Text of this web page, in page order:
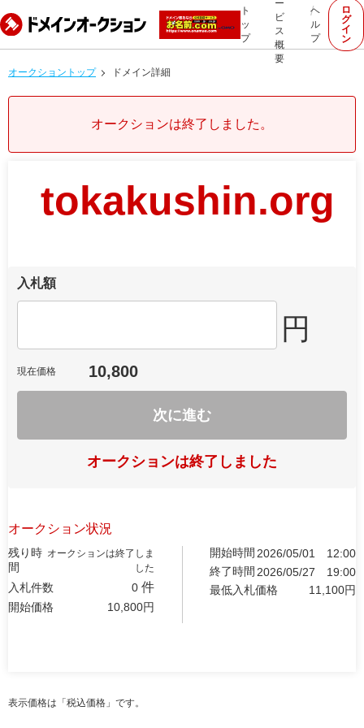
ト
ッ
プ
ー
ビ
ス
概
要
ヘ
ル
プ
ロ
グ
イ
ン
オークショントップ ドメイン詳細
オークションは終了しました。
tokakushin.org
入札額
円
現在価格 10,800
次に進む
オークションは終了しました
オークション状況
残り時
間
オークションは終了しま
した
入札件数 0 件
開始価格 10,800円
開始時間 2026/05/01
12:00
終了時間 2026/05/27
19:00
最低入札価格
11,100円
表示価格は「税込価格」です。